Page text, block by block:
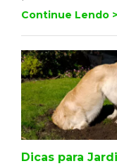
Continue Lendo >
Dicas para